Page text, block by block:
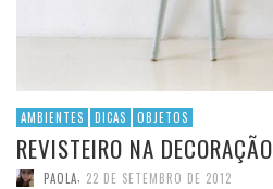
AMBIENTES DICAS OBJETOS
REVISTEIRO NA DECORAÇÃO
PAOLA, 22 DE SETEMBRO DE 2012